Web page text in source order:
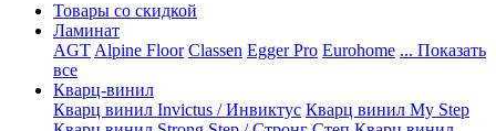
Товары со скидкой
Ламинат
AGT Alpine Floor Classen Egger Pro Eurohome ... Показать
все
Кварц-винил
Кварц винил Invictus / Инвиктус Кварц винил My Step